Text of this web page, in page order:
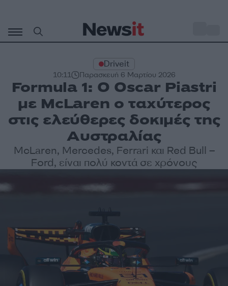
περιεχόμενο
Driveit
10:11 Παρασκευή 6 Μαρτίου 2026
Formula 1: Ο Oscar Piastri
με McLaren ο ταχύτερος
στις ελεύθερες δοκιμές της
Αυστραλίας
McLaren, Mercedes, Ferrari και Red Bull –
Ford, είναι πολύ κοντά σε χρόνους